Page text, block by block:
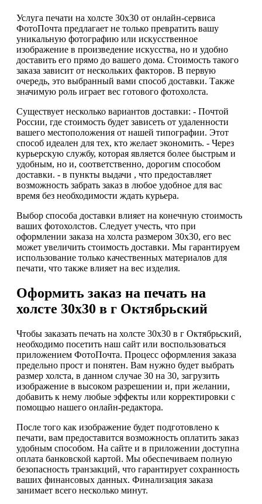
Услуга печати на холсте 30х30 от онлайн-сервиса
ФотоПочта предлагает не только превратить вашу
уникальную фотографию или искусственное
изображение в произведение искусства, но и удобно
доставить его прямо до вашего дома. Стоимость такого
заказа зависит от нескольких факторов. В первую
очередь, это выбранный вами способ доставки. Также
значимую роль играет вес готового фотохолста.
Существует несколько вариантов доставки: - Почтой
России, где стоимость будет зависеть от удаленности
вашего местоположения от нашей типографии. Этот
способ идеален для тех, кто желает экономить. - Через
курьерскую службу, которая является более быстрым и
удобным, но и, соответственно, дорогим способом
доставки. - в пункты выдачи , что предоставляет
возможность забрать заказ в любое удобное для вас
время без необходимости ждать курьера.
Выбор способа доставки влияет на конечную стоимость
ваших фотохолстов. Следует учесть, что при
оформлении заказа на холста размером 30х30, его вес
может увеличить стоимость доставки. Мы гарантируем
использование только качественных материалов для
печати, что также влияет на вес изделия.
Оформить заказ на печать на
холсте 30х30 в г Октябрьский
Чтобы заказать печать на холсте 30х30 в г Октябрьский,
необходимо посетить наш сайт или воспользоваться
приложением ФотоПочта. Процесс оформления заказа
предельно прост и понятен. Вам нужно будет выбрать
размер холста, в данном случае 30 на 30, загрузить
изображение в высоком разрешении и, при желании,
добавить к нему любые эффекты или корректировки с
помощью нашего онлайн-редактора.
После того как изображение будет подготовлено к
печати, вам предоставится возможность оплатить заказ
удобным способом. На сайте и в приложении доступна
оплата банковской картой. Мы обеспечиваем полную
безопасность транзакций, что гарантирует сохранность
ваших финансовых данных. Финализация заказа
занимает всего несколько минут.